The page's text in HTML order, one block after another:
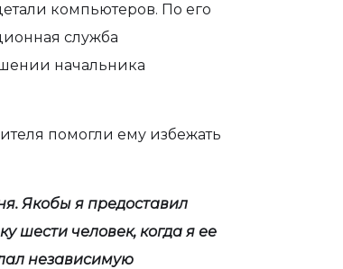
компьютеров. По его
служба
начальника
помогли ему избежать
Якобы я предоставил
шести человек, когда я ее
независимую